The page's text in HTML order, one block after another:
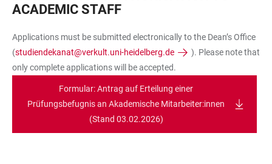
ACADEMIC STAFF
Applications must be submitted electronically to the Dean’s Office
(studiendekanat@verkult.uni-heidelberg.de
). Please note that
only complete applications will be accepted.
Formular: Antrag auf Erteilung einer
Prüfungsbefugnis an Akademische Mitarbeiter:innen
(Stand 03.02.2026)